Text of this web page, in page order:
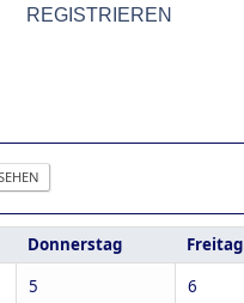
REGISTRIEREN
Donnerstag Freitag
5 6